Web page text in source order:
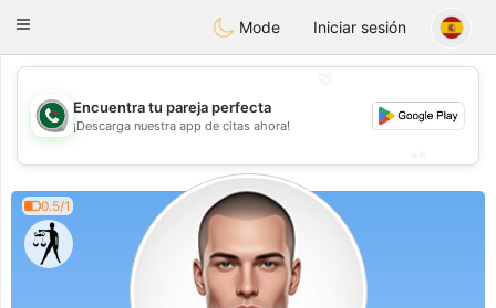
Weshrak
Toggle
Mode Iniciar sesión
💖
💕
Encuentra tu pareja perfecta
¡Descarga nuestra app de citas ahora!
0.5/1